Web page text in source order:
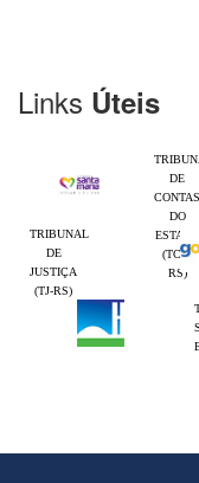
Links Úteis
DE
CONTAS
DO
ESTADO
(TCE-
RS)
TRIBUNAL
DE
JUSTIÇA
(TJ-RS)